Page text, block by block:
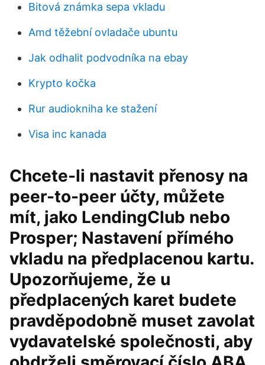
Bitová známka sepa vkladu
Amd těžební ovladače ubuntu
Jak odhalit podvodníka na ebay
Krypto kočka
Rur audiokniha ke stažení
Visa inc kanada
Chcete-li nastavit přenosy na
peer-to-peer účty, můžete
mít, jako LendingClub nebo
Prosper; Nastavení přímého
vkladu na předplacenou kartu.
Upozorňujeme, že u
předplacených karet budete
pravděpodobně muset zavolat
vydavatelské společnosti, aby